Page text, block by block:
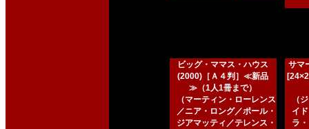
ビッグ・ママス・ハウス
(2000)［Ａ４判］≪新品
≫（1人1冊まで）
（マーティン・ローレンス
／ニア・ロング／ポール・
ジアマッティ／テレンス・
サマ
（
イ
ラ